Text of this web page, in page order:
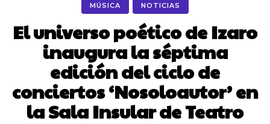
MÚSICA NOTICIAS
El universo poético de Izaro
inaugura la séptima
edición del ciclo de
conciertos ‘Nosoloautor’ en
la Sala Insular de Teatro